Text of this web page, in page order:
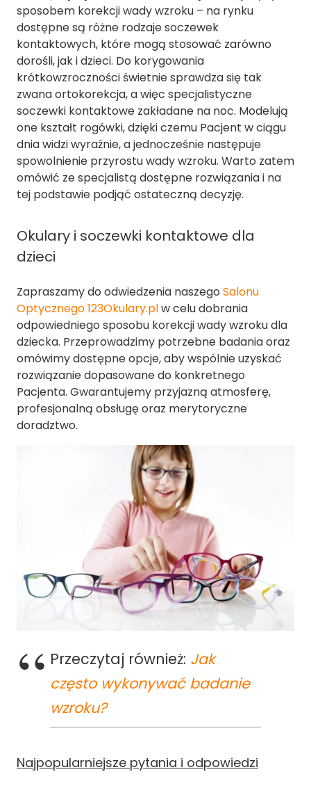
sposobem korekcji wady wzroku – na rynku
dostępne są różne rodzaje soczewek
kontaktowych, które mogą stosować zarówno
dorośli, jak i dzieci. Do korygowania
krótkowzroczności świetnie sprawdza się tak
zwana ortokorekcja, a więc specjalistyczne
soczewki kontaktowe zakładane na noc. Modelują
one kształt rogówki, dzięki czemu Pacjent w ciągu
dnia widzi wyraźnie, a jednocześnie następuje
spowolnienie przyrostu wady wzroku. Warto zatem
omówić ze specjalistą dostępne rozwiązania i na
tej podstawie podjąć ostateczną decyzję.
Okulary i soczewki kontaktowe dla
dzieci
Zapraszamy do odwiedzenia naszego Salonu
Optycznego 123Okulary.plw celu dobrania
odpowiedniego sposobu korekcji wady wzroku dla
dziecka. Przeprowadzimy potrzebne badania oraz
omówimy dostępne opcje, aby wspólnie uzyskać
rozwiązanie dopasowane do konkretnego
Pacjenta. Gwarantujemy przyjazną atmosferę,
profesjonalną obsługę oraz merytoryczne
doradztwo.
Przeczytaj również: Jak
często wykonywać badanie
wzroku?
Najpopularniejsze pytania i odpowiedzi